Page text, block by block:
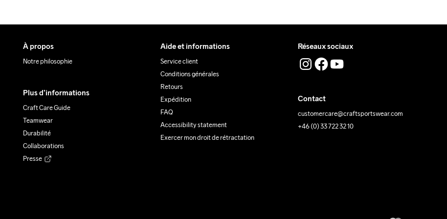
À propos
Notre philosophie
Plus d’informations
Craft Care Guide
Teamwear
Durabilité
Collaborations
Presse
Aide et informations
Service client
Conditions générales
Retours
Expédition
FAQ
Accessibility statement
Exercer mon droit de rétractation
Réseaux sociaux
Contact
customercare@craftsportswear.com
+46 (0) 33 722 32 10